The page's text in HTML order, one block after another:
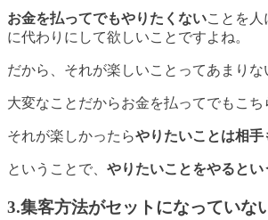
お金を払ってでもやりたくないことを
に代わりにして欲しいことですよね。
だから、それが楽しいことってあまりな
大変なことだからお金を払ってでもこ
それが楽しかったらやりたいことは相
ということで、 やりたいことをやると
3.集客方法がセットになっていな